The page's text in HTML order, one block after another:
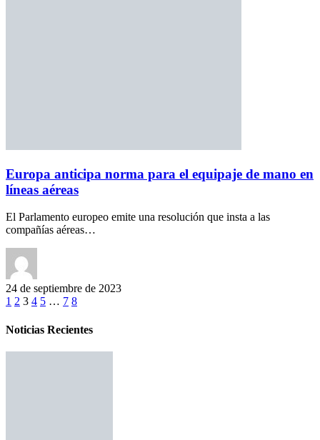
Europa anticipa norma para el equipaje de mano en
líneas aéreas
El Parlamento europeo emite una resolución que insta a las
compañías aéreas…
24 de septiembre de 2023
1 2 3 4 5 … 7 8
Noticias Recientes